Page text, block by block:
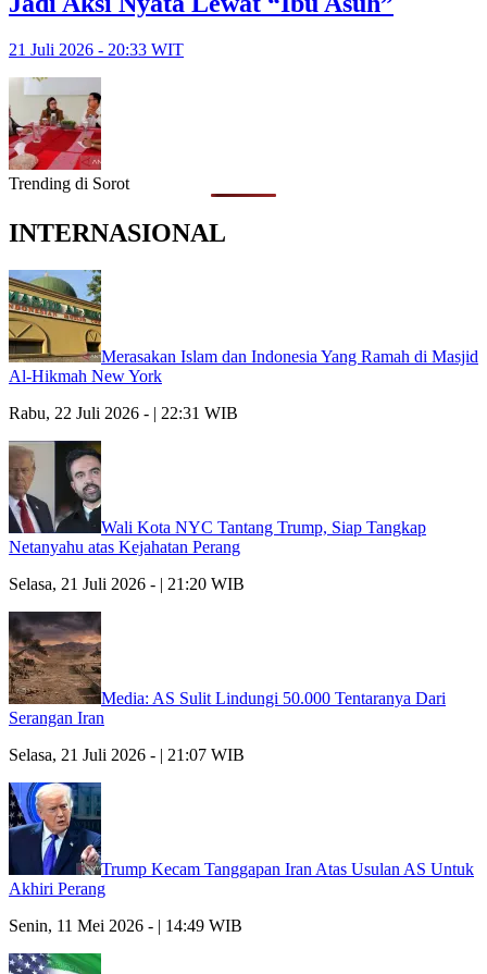
21 Juli 2026 - 20:33 WIT
Trending di Sorot
INTERNASIONAL
Merasakan Islam dan Indonesia Yang Ramah di Masjid
Al-Hikmah New York
Rabu, 22 Juli 2026 - | 22:31 WIB
Wali Kota NYC Tantang Trump, Siap Tangkap
Netanyahu atas Kejahatan Perang
Selasa, 21 Juli 2026 - | 21:20 WIB
Media: AS Sulit Lindungi 50.000 Tentaranya Dari
Serangan Iran
Selasa, 21 Juli 2026 - | 21:07 WIB
Trump Kecam Tanggapan Iran Atas Usulan AS Untuk
Akhiri Perang
Senin, 11 Mei 2026 - | 14:49 WIB